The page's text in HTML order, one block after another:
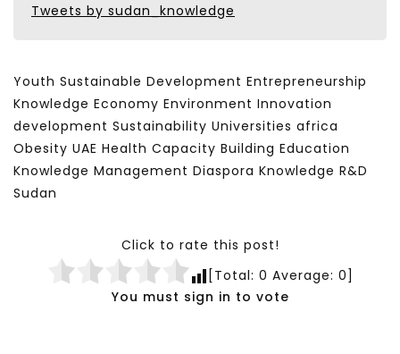
Tweets by sudan_knowledge
Youth Sustainable Development Entrepreneurship
Knowledge Economy Environment Innovation
development Sustainability Universities africa
Obesity UAE Health Capacity Building Education
Knowledge Management Diaspora Knowledge R&D
Sudan
Click to rate this post!
[Total: 0 Average: 0]
You must sign in to vote